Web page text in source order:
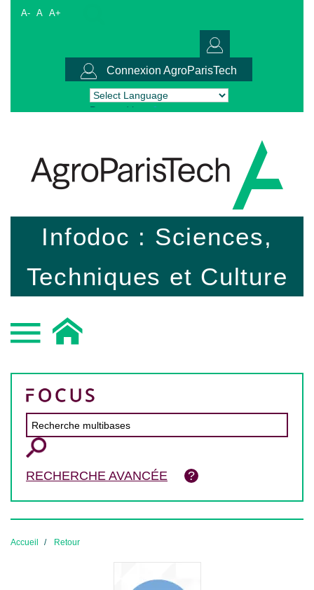
A- A A+
Connexion AgroParisTech
Powered by Translate
Infodoc : Sciences,
Techniques et Culture
RECHERCHE AVANCÉE
Accueil Retour